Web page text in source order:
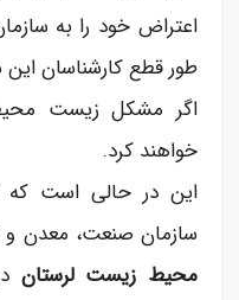
اعتراض خود را به
طور قطع کارشناسان این
اگر مشکل زیست
خواهند کرد.
این در حالی است که
سازمان صنعت، معدن و
محیط زیست لرستان